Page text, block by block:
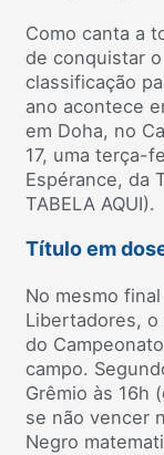
Como canta a
de conquistar
classificação
ano acontece
em Doha, no
17, uma terça-
Espérance, da
TABELA AQUI).
Título em
No mesmo
Libertadores,
do
campo.
Grêmio às 16h
se não vencer
Negro